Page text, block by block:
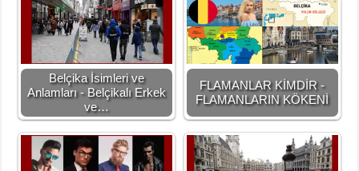
Belçika İsimleri ve
Anlamları - Belçikalı Erkek
ve…
FLAMANLAR KİMDİR -
FLAMANLARIN KÖKENİ